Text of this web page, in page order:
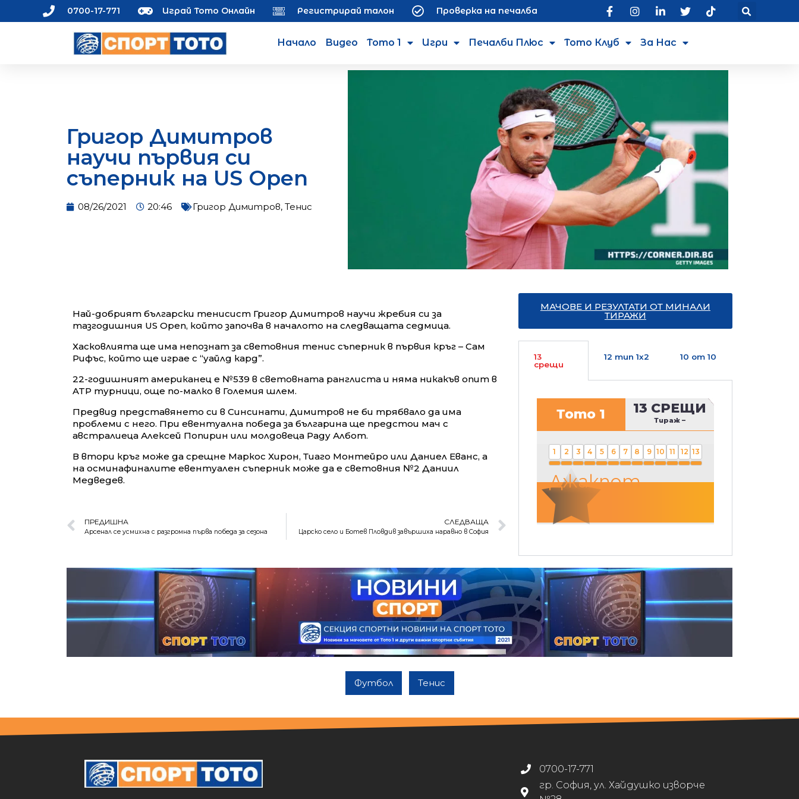
0700-17-771 Играй Тото Онлайн Регистрирай талон Проверка на печалба
Начало Видео Тото 1 Игри Печалби Плюс Тото Клуб За Нас
Григор Димитров
научи първия си
съперник на US Open
08/26/2021 20:46 Григор Димитров, Тенис
Най-добрият български тенисист Григор Димитров научи жребия си за
тазгодишния US Open, който започва в началото на следващата седмица.
Хасковлията ще има непознат за световния тенис съперник в първия кръг – Сам
Рифъс, който ще играе с “уайлд кард”.
22-годишният американец е №539 в световната ранглиста и няма никакъв опит в
ATP турници, още по-малко в Големия шлем.
Предвид представянето си в Синсинати, Димитров не би трябвало да има
проблеми с него. При евентуална победа за българина ще предстои мач с
австралиеца Алексей Попирин или молдовеца Раду Албот.
В втори кръг може да срещне Маркос Хирон, Тиаго Монтейро или Даниел Еванс, а
на осминафиналите евентуален съперник може да е световния №2 Даниил
Медведев.
ПРЕДИШНА
Арсенал се усмихна с разгромна първа победа за сезона
СЛЕДВАЩА
Царско село и Ботев Пловдив завършиха наравно в София
МАЧОВЕ И РЕЗУЛТАТИ ОТ МИНАЛИ
ТИРАЖИ
13
срещи
12 тип 1х2 10 от 10
Тото 1 13 СРЕЩИ
Тираж –
1 2 3 4 5 6 7 8 9 10 11 12 13
Джакпот
Футбол Тенис
0700-17-771
гр. София, ул. Хайдушко изворче